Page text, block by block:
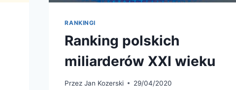
RANKINGI
Ranking polskich
miliarderów XXI wieku
Przez Jan Kozerski 29/04/2020